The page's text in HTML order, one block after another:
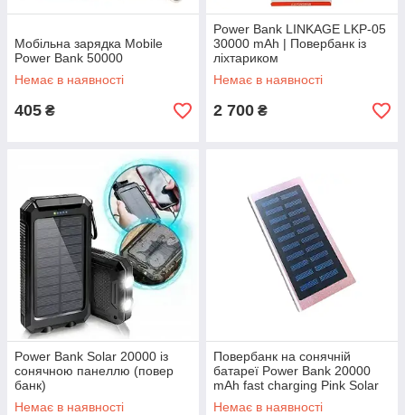
Мобільна зарядка Mobile
Power Bank 50000
Немає в наявності
405 ₴
Power Bank LINKAGE LKP-05
30000 mAh | Повербанк із
ліхтариком
Немає в наявності
2 700 ₴
Power Bank Solar 20000 із
сонячною панеллю (повер
банк)
Немає в наявності
Повербанк на сонячній
батареї Power Bank 20000
mAh fast charging Pink Solar
Power
Немає в наявності